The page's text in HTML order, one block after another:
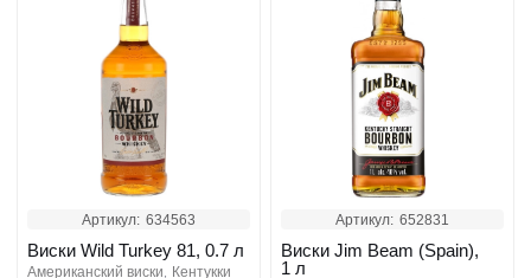
Артикул: 634563
Виски Wild Turkey 81, 0.7 л
американский виски кентукки
Артикул: 652831
Виски Jim Beam (Spain),
1 л